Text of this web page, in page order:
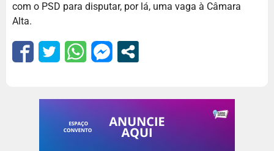
com o PSD para disputar, por lá, uma vaga à Câmara
Alta.